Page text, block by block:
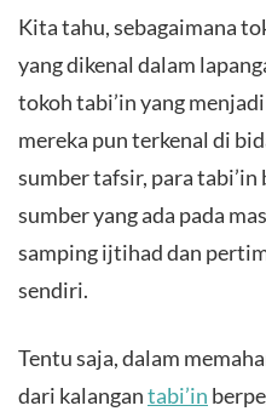
Kita tahu, sebagaimana
yang dikenal dalam
tokoh tabi’in yang
mereka pun terkenal di
sumber tafsir, para tabi’in
sumber yang ada pada
samping ijtihad dan
sendiri.
Tentu saja, dalam
dari kalangantabi’in